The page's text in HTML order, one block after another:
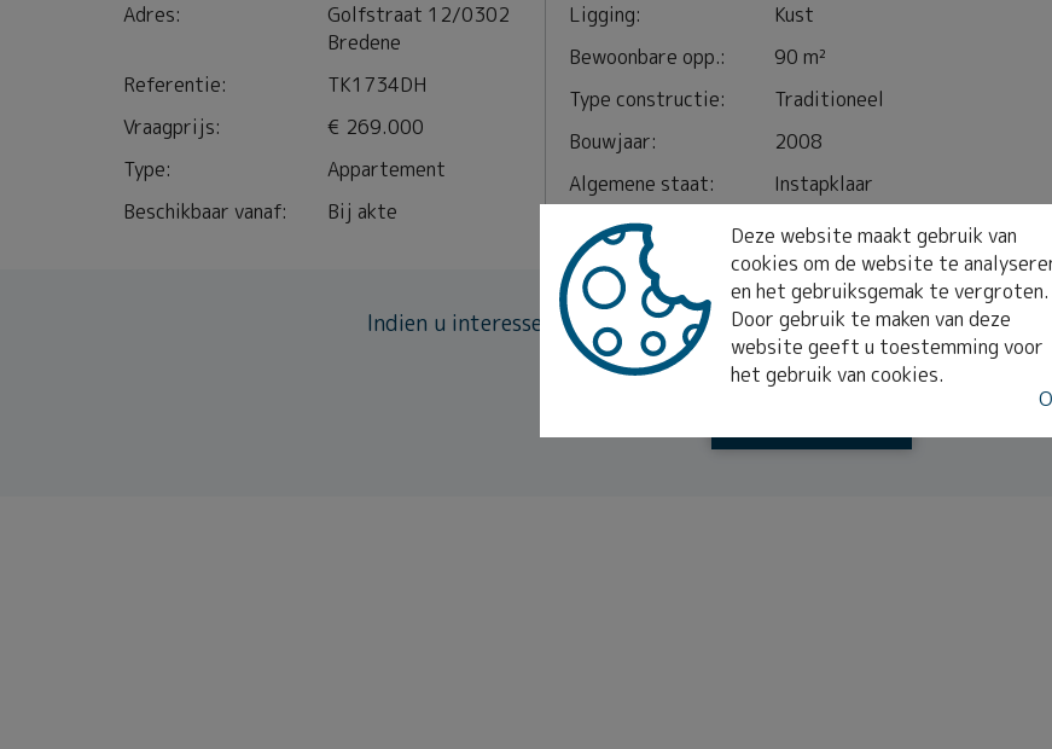
Adres:
Golfstraat 12/0302
Bredene
Referentie:
TK1734DH
Vraagprijs:
€ 269.000
Type:
Appartement
Beschikbaar vanaf:
Bij akte
Ligging:
Kust
Bewoonbare opp.:
90 m²
Type constructie:
Traditioneel
Bouwjaar:
2008
Algemene staat:
Instapklaar
Indien u interesse heeft in een gelijkaardig pand,schrijf u danin op
blijf op de hoogte van ons recentste aanbod
Deze website maakt gebruik van
cookies om de website te
en het gebruiksgemak te vergroten.
Door gebruik te maken van deze
website geeft u toestemming voor
het gebruik van cookies.